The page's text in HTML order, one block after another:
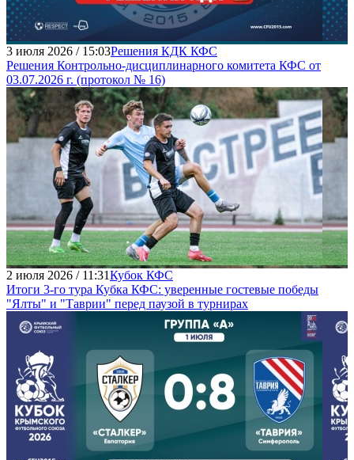
3 июля 2026 / 15:03Решения КДК КФС
Решения Контрольно-дисциплинарного комитета КФС от
03.07.2026 г. (протокол № 16)
2 июля 2026 / 11:31Кубок КФС
Итоги 3-го тура Кубка КФС: уверенные гостевые победы
"Ялты" и "Таврии" перед паузой в турнирах